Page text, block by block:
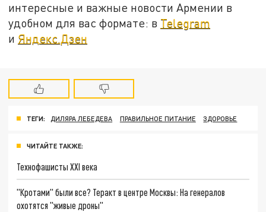
интересные и важные новости Армении в
удобном для вас формате: в Telegram
и Яндекс.Дзен
ТЕГИ: ДИЛЯРА ЛЕБЕДЕВА ПРАВИЛЬНОЕ ПИТАНИЕ ЗДОРОВЬЕ
ЧИТАЙТЕ ТАКЖЕ:
Технофашисты XXI века
"Кротами" были все? Теракт в центре Москвы: На генералов
охотятся "живые дроны"